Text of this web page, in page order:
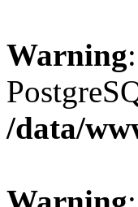
Warning
/data/